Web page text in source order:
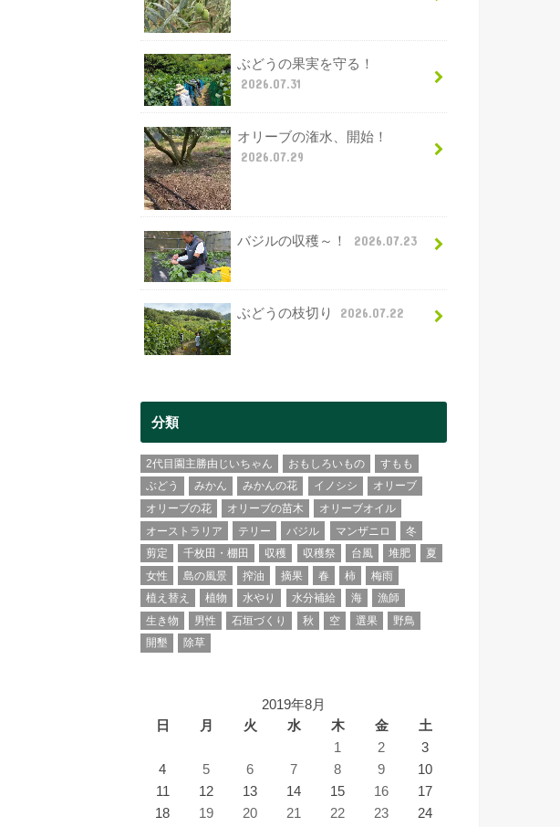
ぶどうの果実を守る！
2026.07.31
オリーブの潅水、開始！
2026.07.29
バジルの収穫～！ 2026.07.23
ぶどうの枝切り 2026.07.22
分類
2代目園主勝由じいちゃん おもしろいもの
すもも
ぶどう
みかん みかんの花 イノシシ
オリーブ
オリーブの花
オリーブの苗木
オリーブオイル
オーストラリア
テリー バジル マンザニロ
冬
剪定
千枚田・棚田 収穫 収穫祭 台風 堆肥
夏
女性
島の風景 搾油 摘果 春 柿
梅雨
植え替え
植物 水やり 水分補給 海
漁師
生き物
男性 石垣づくり 秋 空 選果
野鳥
開墾
除草
2019年8月
日
月 火 水 木 金 土
1 2
3
4
5 6 7 8 9
10
11
12 13 14 15 16
17
18
19 20 21 22 23
24